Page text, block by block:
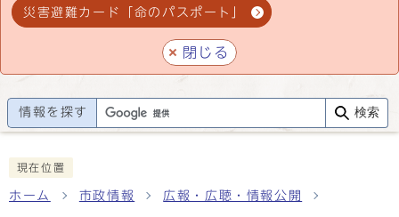
災害避難カード「命のパスポート」
閉じる
情報を探す 検索
現在位置
ホーム 市政情報 広報・広聴・情報公開